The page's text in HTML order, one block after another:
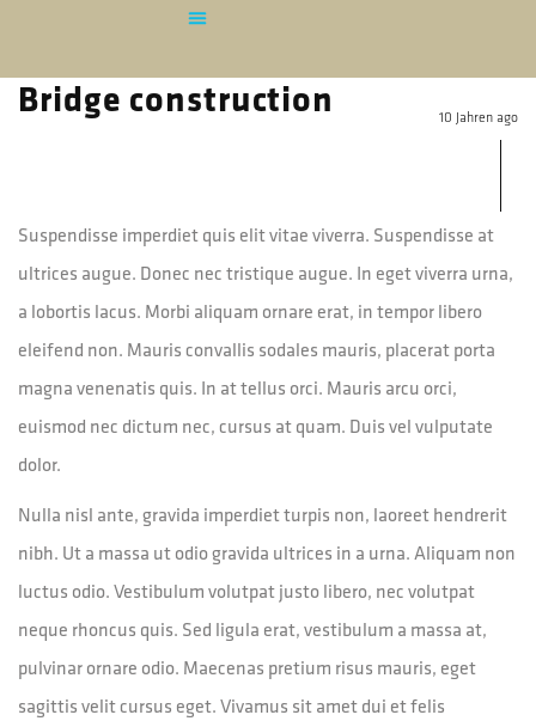
Bridge construction 10 Jahren ago
Suspendisse imperdiet quis elit vitae viverra. Suspendisse at
ultrices augue. Donec nec tristique augue. In eget viverra urna,
a lobortis lacus. Morbi aliquam ornare erat, in tempor libero
eleifend non. Mauris convallis sodales mauris, placerat porta
magna venenatis quis. In at tellus orci. Mauris arcu orci,
euismod nec dictum nec, cursus at quam. Duis vel vulputate
dolor.
Nulla nisl ante, gravida imperdiet turpis non, laoreet hendrerit
nibh. Ut a massa ut odio gravida ultrices in a urna. Aliquam non
luctus odio. Vestibulum volutpat justo libero, nec volutpat
neque rhoncus quis. Sed ligula erat, vestibulum a massa at,
pulvinar ornare odio. Maecenas pretium risus mauris, eget
sagittis velit cursus eget. Vivamus sit amet dui et felis